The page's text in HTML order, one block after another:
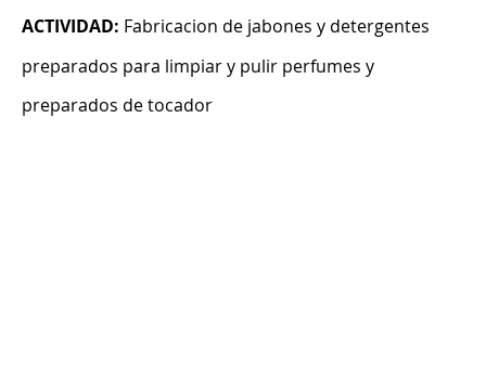
ACTIVIDAD: Fabricacion de jabones y detergentes
preparados para limpiar y pulir perfumes y
preparados de tocador